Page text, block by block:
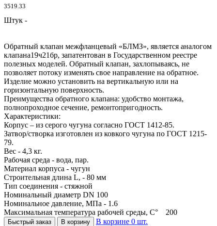
3519.33
Штук -
Обратный клапан межфланцевый «БЛМЗ», является аналогом
клапана19ч21бр, запатентован в Государственном реестре
полезных моделей. Обратный клапан, захлопываясь, не
позволяет потоку изменять свое направление на обратное.
Изделие можно установить на вертикальную или на
горизонтальную поверхность.
Преимущества обратного клапана: удобство монтажа,
полнопроходное сечение, ремонтопригодность.
Характеристики:
Корпус – из серого чугуна согласно ГОСТ 1412-85.
Затвор/створка изготовлен из ковкого чугуна по ГОСТ 1215-
79.
Вес - 4,3 кг.
Рабочая среда - вода, пар.
Материал корпуса - чугун
Строительная длина L, - 80 мм
Тип соединения - стяжной
Номинальный диаметр DN 100
Номинальное давление, МПа - 1.6
Максимальная температура рабочей среды, С° 200
Быстрый заказ В корзину В корзине 0 шт.